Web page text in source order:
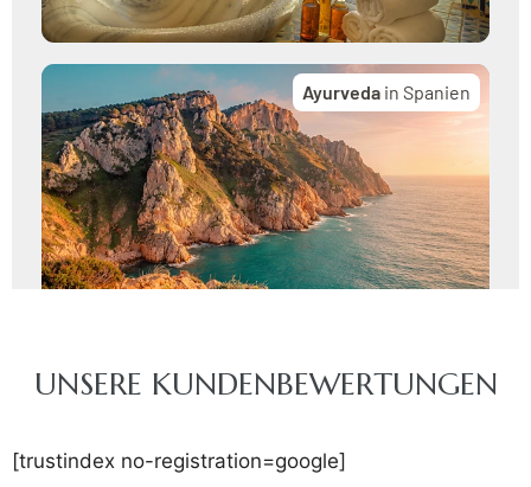
UNSERE KUNDENBEWERTUNGEN
[trustindex no-registration=google]